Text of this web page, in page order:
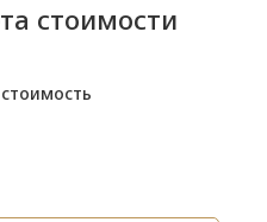
стоимости